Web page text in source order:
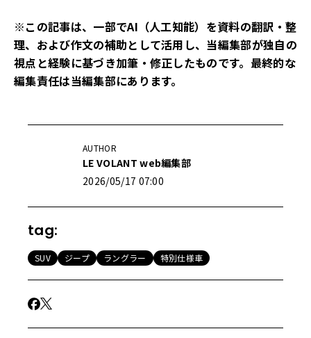
※この記事は、一部でAI（人工知能）を資料の翻訳・整
理、および作文の補助として活用し、当編集部が独自の
視点と経験に基づき加筆・修正したものです。最終的な
編集責任は当編集部にあります。
AUTHOR
LE VOLANT web編集部
2026/05/17 07:00
tag:
SUV ジープ ラングラー 特別仕様車